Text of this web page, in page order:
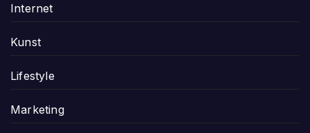
Internet
Kunst
Lifestyle
Marketing